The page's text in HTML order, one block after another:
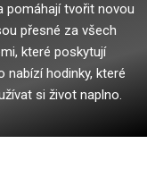
pomáhají tvořit novou
přesné za všech
které poskytují
nabízí hodinky, které
si život naplno.